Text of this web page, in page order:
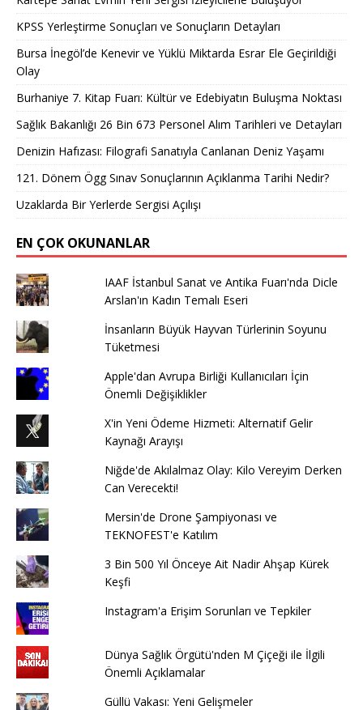
KPSS Yerleştirme Sonuçları ve Sonuçların Detayları
Bursa İnegöl’de Kenevir ve Yüklü Miktarda Esrar Ele Geçirildiği
Olay
Burhaniye 7. Kitap Fuarı: Kültür ve Edebiyatın Buluşma Noktası
Sağlık Bakanlığı 26 Bin 673 Personel Alım Tarihleri ve Detayları
Denizin Hafızası: Filografi Sanatıyla Canlanan Deniz Yaşamı
121. Dönem Ögg Sınav Sonuçlarının Açıklanma Tarihi Nedir?
Uzaklarda Bir Yerlerde Sergisi Açılışı
EN ÇOK OKUNANLAR
IAAF İstanbul Sanat ve Antika Fuarı'nda Dicle
Arslan'ın Kadın Temalı Eseri
İnsanların Büyük Hayvan Türlerinin Soyunu
Tüketmesi
Apple'dan Avrupa Birliği Kullanıcıları İçin
Önemli Değişiklikler
X'in Yeni Ödeme Hizmeti: Alternatif Gelir
Kaynağı Arayışı
Niğde'de Akılalmaz Olay: Kilo Vereyim Derken
Can Verecekti!
Mersin'de Drone Şampiyonası ve
TEKNOFEST'e Katılım
3 Bin 500 Yıl Önceye Ait Nadir Ahşap Kürek
Keşfi
Instagram'a Erişim Sorunları ve Tepkiler
Dünya Sağlık Örgütü'nden M Çiçeği ile İlgili
Önemli Açıklamalar
Güllü Vakası: Yeni Gelişmeler